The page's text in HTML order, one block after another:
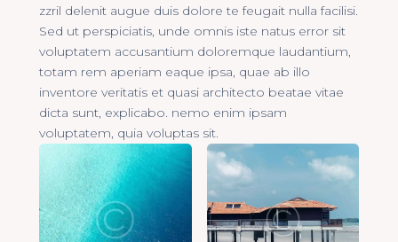
zzril delenit augue duis dolore te feugait nulla facilisi.
Sed ut perspiciatis, unde omnis iste natus error sit
voluptatem accusantium doloremque laudantium,
totam rem aperiam eaque ipsa, quae ab illo
inventore veritatis et quasi architecto beatae vitae
dicta sunt, explicabo. nemo enim ipsam
voluptatem, quia voluptas sit.